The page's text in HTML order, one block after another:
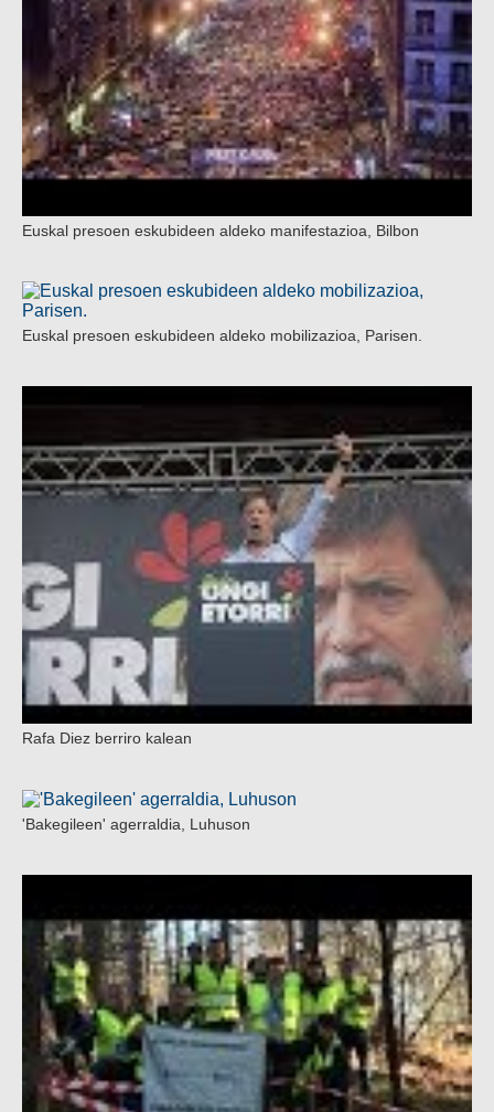
Euskal presoen eskubideen aldeko manifestazioa, Bilbon
Euskal presoen eskubideen aldeko mobilizazioa, Parisen.
Rafa Diez berriro kalean
'Bakegileen' agerraldia, Luhuson